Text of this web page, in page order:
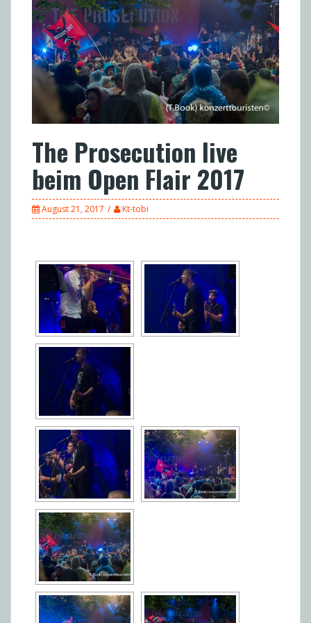
The Prosecution live
beim Open Flair 2017
August 21, 2017 Kt-tobi